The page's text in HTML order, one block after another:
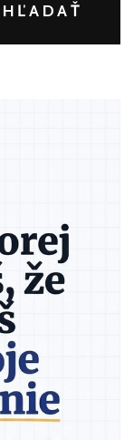
HĽADAŤ